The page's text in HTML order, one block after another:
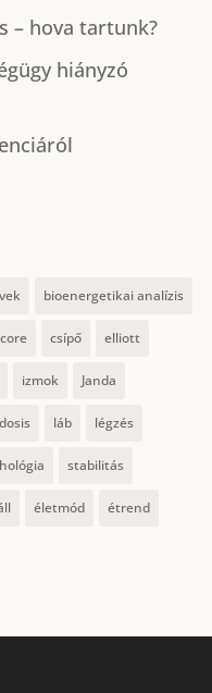
– hova tartunk?
hiányzó
bioenergetikai analízis
core csípő elliott
izmok Janda
láb légzés
stabilitás
életmód étrend